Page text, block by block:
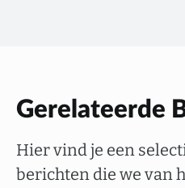
Gerelateerde
Hier vind je een
berichten die we van